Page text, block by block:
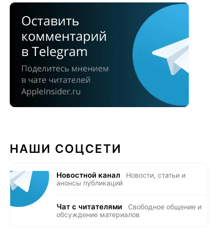
НАШИ СОЦСЕТИ
Новостной канал
Новости, статьи и
анонсы публикаций
Чат с читателями
Свободное общение и
обсуждение материалов